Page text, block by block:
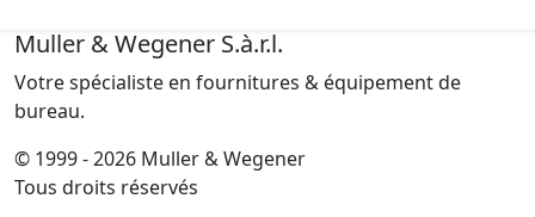
Muller & Wegener S.à.r.l.
Votre spécialiste en fournitures & équipement de
bureau.
© 1999 - 2026 Muller & Wegener
Tous droits réservés